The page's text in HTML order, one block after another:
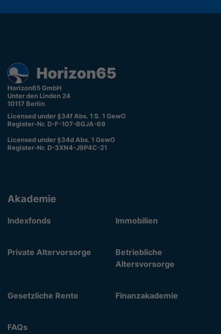
Horizon65 GmbH
Unter den Linden 24
10117 Berlin
Licensed under §34f Abs. 1 S. 1 GewO
Register-Nr. D-F-107-BGJA-69
Licensed under §34d Abs. 1 GewO
Register-Nr. D-3XN4-J9P4C-21
Akademie
Indexfonds Immobilien
Private Altervorsorge
Betriebliche
Altersvorsorge
Gesetzliche Rente Finanzakademie
FAQs